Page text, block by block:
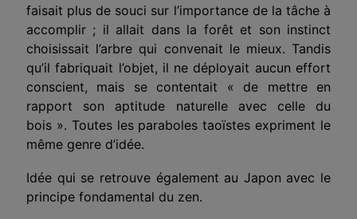
faisait plus de souci sur l’importance de la tâche à
accomplir ; il allait dans la forêt et son instinct
choisissait l’arbre qui convenait le mieux. Tandis
qu’il fabriquait l’objet, il ne déployait aucun effort
conscient, mais se contentait « de mettre en
rapport son aptitude naturelle avec celle du
bois ». Toutes les paraboles taoïstes expriment le
même genre d’idée.
Idée qui se retrouve également au Japon avec le
principe fondamental du zen.